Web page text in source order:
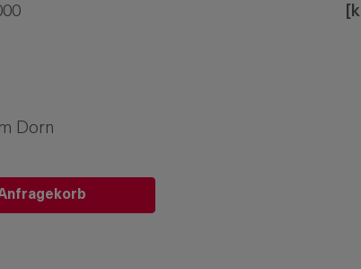
Dorn
Wert ein oder benutze